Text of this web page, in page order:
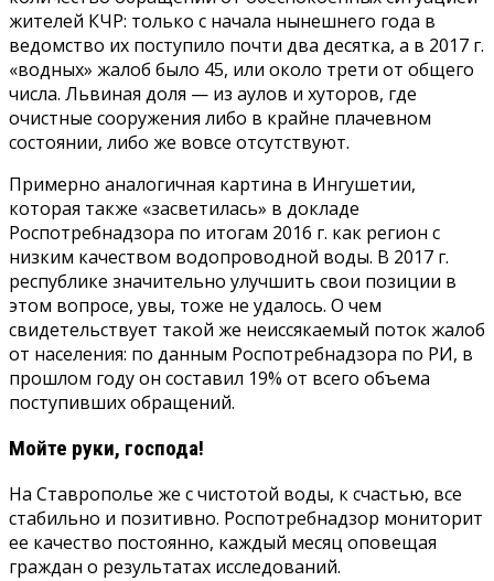
жителей КЧР: только с начала нынешнего года в
ведомство их поступило почти два десятка, а в 2017 г.
«водных» жалоб было 45, или около трети от общего
числа. Львиная доля — из аулов и хуторов, где
очистные сооружения либо в крайне плачевном
состоянии, либо же вовсе отсутствуют.
Примерно аналогичная картина в Ингушетии,
которая также «засветилась» в докладе
Роспотребнадзора по итогам 2016 г. как регион с
низким качеством водопроводной воды. В 2017 г.
республике значительно улучшить свои позиции в
этом вопросе, увы, тоже не удалось. О чем
свидетельствует такой же неиссякаемый поток жалоб
от населения: по данным Роспотребнадзора по РИ, в
прошлом году он составил 19% от всего объема
поступивших обращений.
Мойте руки, господа!
На Ставрополье же с чистотой воды, к счастью, все
стабильно и позитивно. Роспотребнадзор мониторит
ее качество постоянно, каждый месяц оповещая
граждан о результатах исследований.